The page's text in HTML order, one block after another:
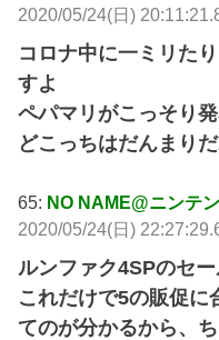
2020/05/24(日)
コロナ中に一ミリた
すよ
ペパマリがこっそり
どこっちはだんまり
65: NO NAME@ニンテ
2020/05/24(日)
ルンファク4SPのセ
これだけで5の販促に
てのが分かるから、